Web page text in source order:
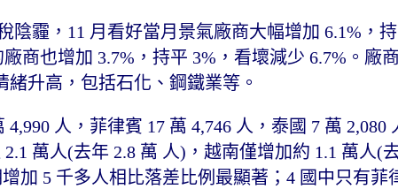
霾，11 月看好當月景氣廠商大幅增加 6.1%，
商也增加 3.7%，持平 3%，看壞減少 6.7%。廠
升高，包括石化、鋼鐵業等。
人，菲律賓 17 萬 4,746 人，泰國 7 萬 2,080
萬人(去年 2.8 萬 人)，越南僅增加約 1.1 萬人(
加 5 千多人相比落差比例最顯著；4 國中只有菲